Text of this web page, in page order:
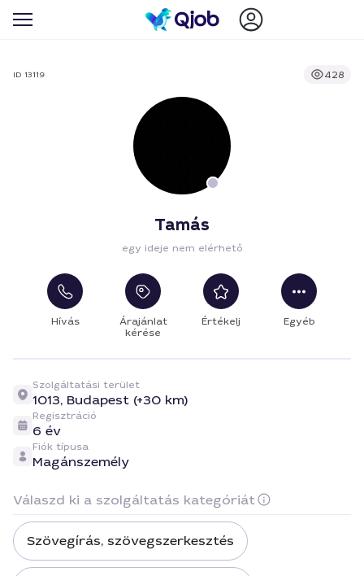
ID 13119 428
Tamás
egy ideje nem elérhető
Hívás
Árajánlat
kérése
Értékelj Egyéb
Szolgáltatási terület
1013, Budapest (+30 km)
Regisztráció
6 év
Fiók típusa
Magánszemély
Válaszd ki a szolgáltatás kategóriát
Szövegírás, szövegszerkesztés